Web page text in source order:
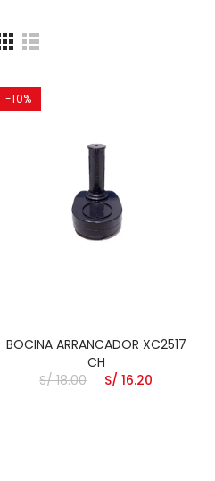
-10%
BOCINA ARRANCADOR XC2517
CH
S/ 18.00
S/ 16.20